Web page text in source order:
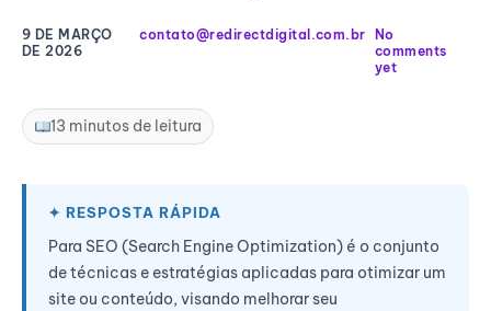
9 DE MARÇO
DE 2026
contato@redirectdigital.com.br
No
comments
yet
13 minutos de leitura
Para SEO (Search Engine Optimization) é o conjunto
de técnicas e estratégias aplicadas para otimizar um
site ou conteúdo, visando melhorar seu